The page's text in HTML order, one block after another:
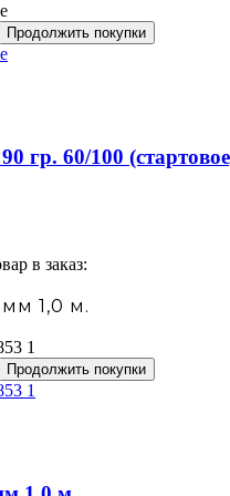
Продолжить покупки
гр. 60/100
в заказ:
мм 1,0 м.
Продолжить покупки